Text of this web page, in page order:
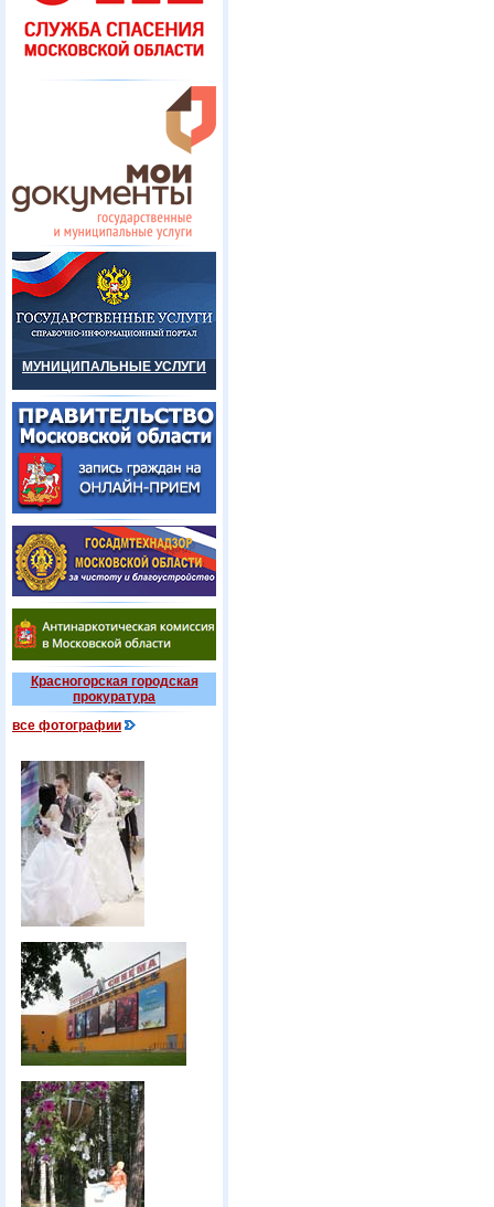
МУНИЦИПАЛЬНЫЕ УСЛУГИ
Красногорская городская
прокуратура
все фотографии